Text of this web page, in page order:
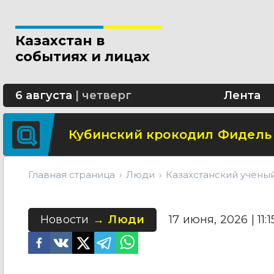
Казахстан в
событиях и лицах
6 августа четверг Лента
Школьница из Астаны
В области Абай построят
Кубинский крокодил
Главная страница Люди Казахстанский
Новости Люди 17 июня, 2026 |